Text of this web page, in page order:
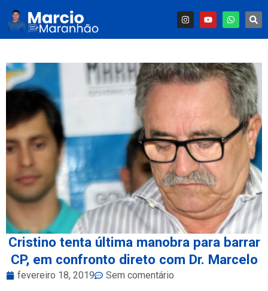
Cristino tenta última manobra para barrar
CP, em confronto direto com Dr. Marcelo
fevereiro 18, 2019 Sem comentário